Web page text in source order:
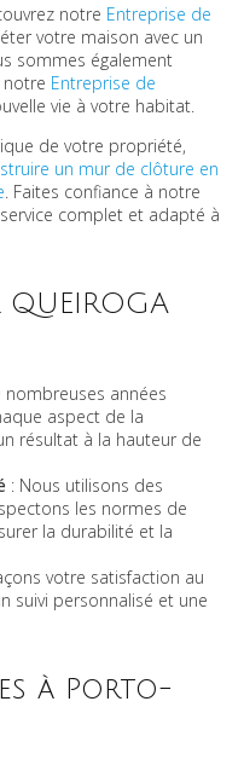
notre Entreprise de
votre maison avec un
sommes également
notre Entreprise de
vie à votre habitat.
de votre propriété,
un mur de clôture en
. Faites confiance à notre
complet et adapté à
nombreuses années
aspect de la
résultat à la hauteur de
: Nous utilisons des
les normes de
la durabilité et la
votre satisfaction au
suivi personnalisé et une
à Porto-